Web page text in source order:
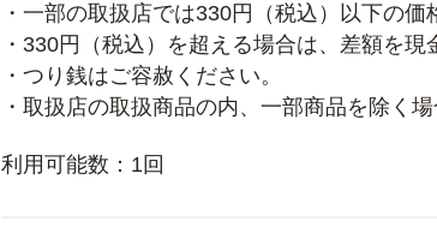
・一部の取扱店では330円（税込）以下の
・330円（税込）を超える場合は、差額を現
・つり銭はご容赦ください。
・取扱店の取扱商品の内、一部商品を除く
利用可能数：1回